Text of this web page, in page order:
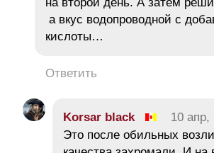
а вкус водопроводной с
кислоты…
Ответить
Korsar black 10 апр,
Это после обильных